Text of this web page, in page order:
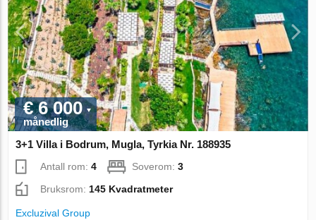
€ 6 000
månedlig
3+1 Villa i Bodrum, Mugla, Tyrkia Nr. 188935
Antall rom:4 Soverom:3
Bruksrom: 145 Kvadratmeter
Excluzival Group